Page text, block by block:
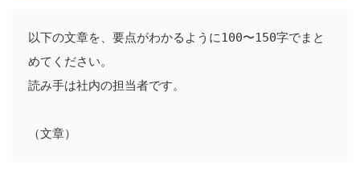
以下の文章を、要点がわかるように100〜150字でまと
めてください。
読み手は社内の担当者です。